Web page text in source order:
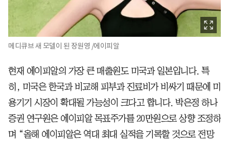
메디큐브 새 모델이 된 장원영 /에이피알
현재 에이피알의 가장 큰 매출원도 미국과 일본입니다. 특
히, 미국은 한국과 비교해 피부과 진료비가 비싸기 때문에 미
용기기 시장이 확대될 가능성이 크다고 합니다. 박은정 하나
증권 연구원은 에이피알 목표주가를 20만원으로 상향 조정하
며 “올해 에이피알은 역대 최대 실적을 기록할 것으로 전망